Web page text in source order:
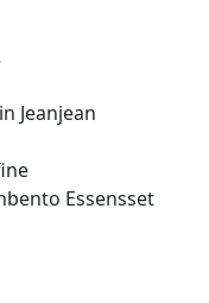
Jeanjean
Essensset